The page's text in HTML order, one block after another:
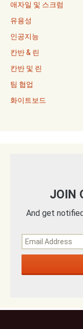
애자일 및 스크럼
유용성
인공지능
칸반 & 린
칸반 및 린
팀 협업
화이트보드
JOIN
And get